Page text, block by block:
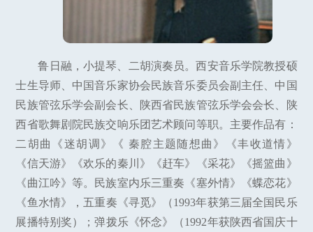
鲁日融，小提琴、二胡演奏员。西安音乐学院教授硕
士生导师、中国音乐家协会民族音乐委员会副主任、中国
民族管弦乐学会副会长、陕西省民族管弦乐学会会长、陕
西省歌舞剧院民族交响乐团艺术顾问等职。主要作品有：
二胡曲《迷胡调》《 秦腔主题随想曲》《丰收道情》
《信天游》《欢乐的秦川》《赶车》《采花》《摇篮曲》
《曲江吟》等。民族室内乐三重奏《塞外情》《蝶恋花》
《鱼水情》，五重奏《寻觅》（1993年获第三届全国民乐
展播特别奖）；弹拨乐《怀念》（1992年获陕西省国庆十